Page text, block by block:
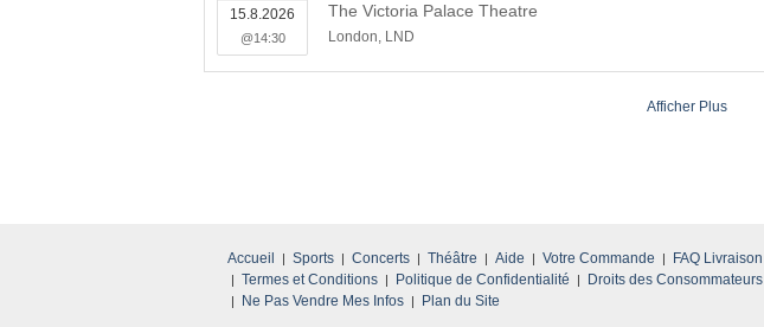
The Victoria Palace Theatre
London, LND
15.8.2026
@14:30
Afficher Plus
Accueil Sports Concerts Théâtre Aide Votre Commande
FAQ Livraison
Termes et Conditions
Politique de Confidentialité
Droits des Consommateurs
Ne Pas Vendre Mes Infos
Plan du Site